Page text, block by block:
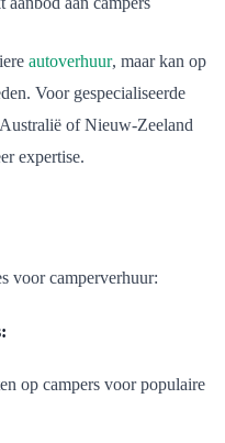
autoverhuur, maar kan op
Voor gespecialiseerde
of Nieuw-Zeeland
expertise.
voor camperverhuur:
op campers voor populaire